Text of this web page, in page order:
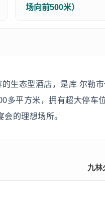
场向前500米）
生态型酒店，是库 尔勒
多平方米，拥有超大停车
的理想场所。
九林